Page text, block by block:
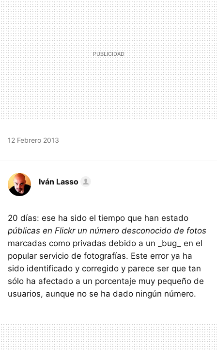
12 Febrero 2013
Iván Lasso
20 días: ese ha sido el tiempo que han estado
públicas en Flickr un número desconocido de fotos
marcadas como privadas debido a un _bug_ en el
popular servicio de fotografías. Este error ya ha
sido identificado y corregido y parece ser que tan
sólo ha afectado a un porcentaje muy pequeño de
usuarios, aunque no se ha dado ningún número.